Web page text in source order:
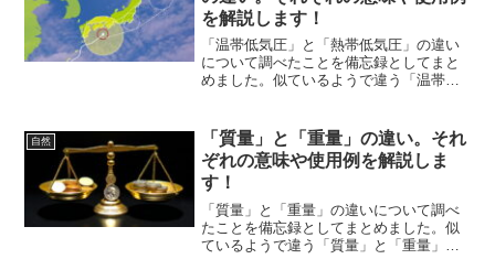
を解説します！
「温帯低気圧」と「熱帯低気圧」の違い
について調べたことを備忘録としてまと
めました。似ているようで違う「温帯低
自然
「質量」と「重量」の違い。それ
ぞれの意味や使用例を解説しま
す！
「質量」と「重量」の違いについて調べ
たことを備忘録としてまとめました。似
ているようで違う「質量」と「重量」の